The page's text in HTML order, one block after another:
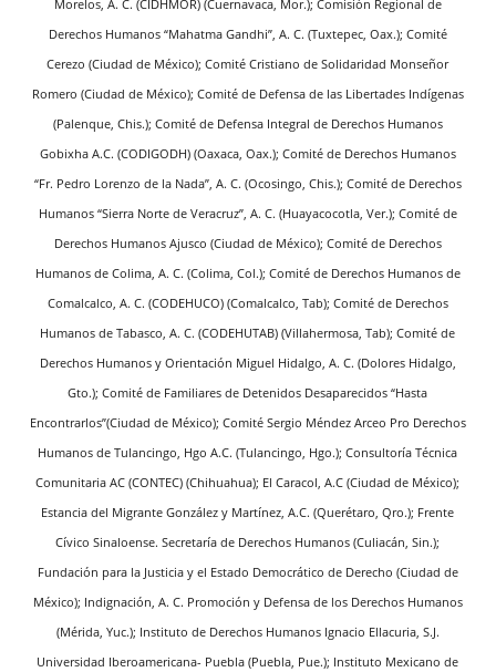
Morelos, A. C. (CIDHMOR) (Cuernavaca, Mor.); Comisión Regional de
Derechos Humanos “Mahatma Gandhi”, A. C. (Tuxtepec, Oax.); Comité
Cerezo (Ciudad de México); Comité Cristiano de Solidaridad Monseñor
Romero (Ciudad de México); Comité de Defensa de las Libertades Indígenas
(Palenque, Chis.); Comité de Defensa Integral de Derechos Humanos
Gobixha A.C. (CODIGODH) (Oaxaca, Oax.); Comité de Derechos Humanos
“Fr. Pedro Lorenzo de la Nada”, A. C. (Ocosingo, Chis.); Comité de Derechos
Humanos “Sierra Norte de Veracruz”, A. C. (Huayacocotla, Ver.); Comité de
Derechos Humanos Ajusco (Ciudad de México); Comité de Derechos
Humanos de Colima, A. C. (Colima, Col.); Comité de Derechos Humanos de
Comalcalco, A. C. (CODEHUCO) (Comalcalco, Tab); Comité de Derechos
Humanos de Tabasco, A. C. (CODEHUTAB) (Villahermosa, Tab); Comité de
Derechos Humanos y Orientación Miguel Hidalgo, A. C. (Dolores Hidalgo,
Gto.); Comité de Familiares de Detenidos Desaparecidos “Hasta
Encontrarlos”(Ciudad de México); Comité Sergio Méndez Arceo Pro Derechos
Humanos de Tulancingo, Hgo A.C. (Tulancingo, Hgo.); Consultoría Técnica
Comunitaria AC (CONTEC) (Chihuahua); El Caracol, A.C (Ciudad de México);
Estancia del Migrante González y Martínez, A.C. (Querétaro, Qro.); Frente
Cívico Sinaloense. Secretaría de Derechos Humanos (Culiacán, Sin.);
Fundación para la Justicia y el Estado Democrático de Derecho (Ciudad de
México); Indignación, A. C. Promoción y Defensa de los Derechos Humanos
(Mérida, Yuc.); Instituto de Derechos Humanos Ignacio Ellacuria, S.J.
Universidad Iberoamericana- Puebla (Puebla, Pue.); Instituto Mexicano de